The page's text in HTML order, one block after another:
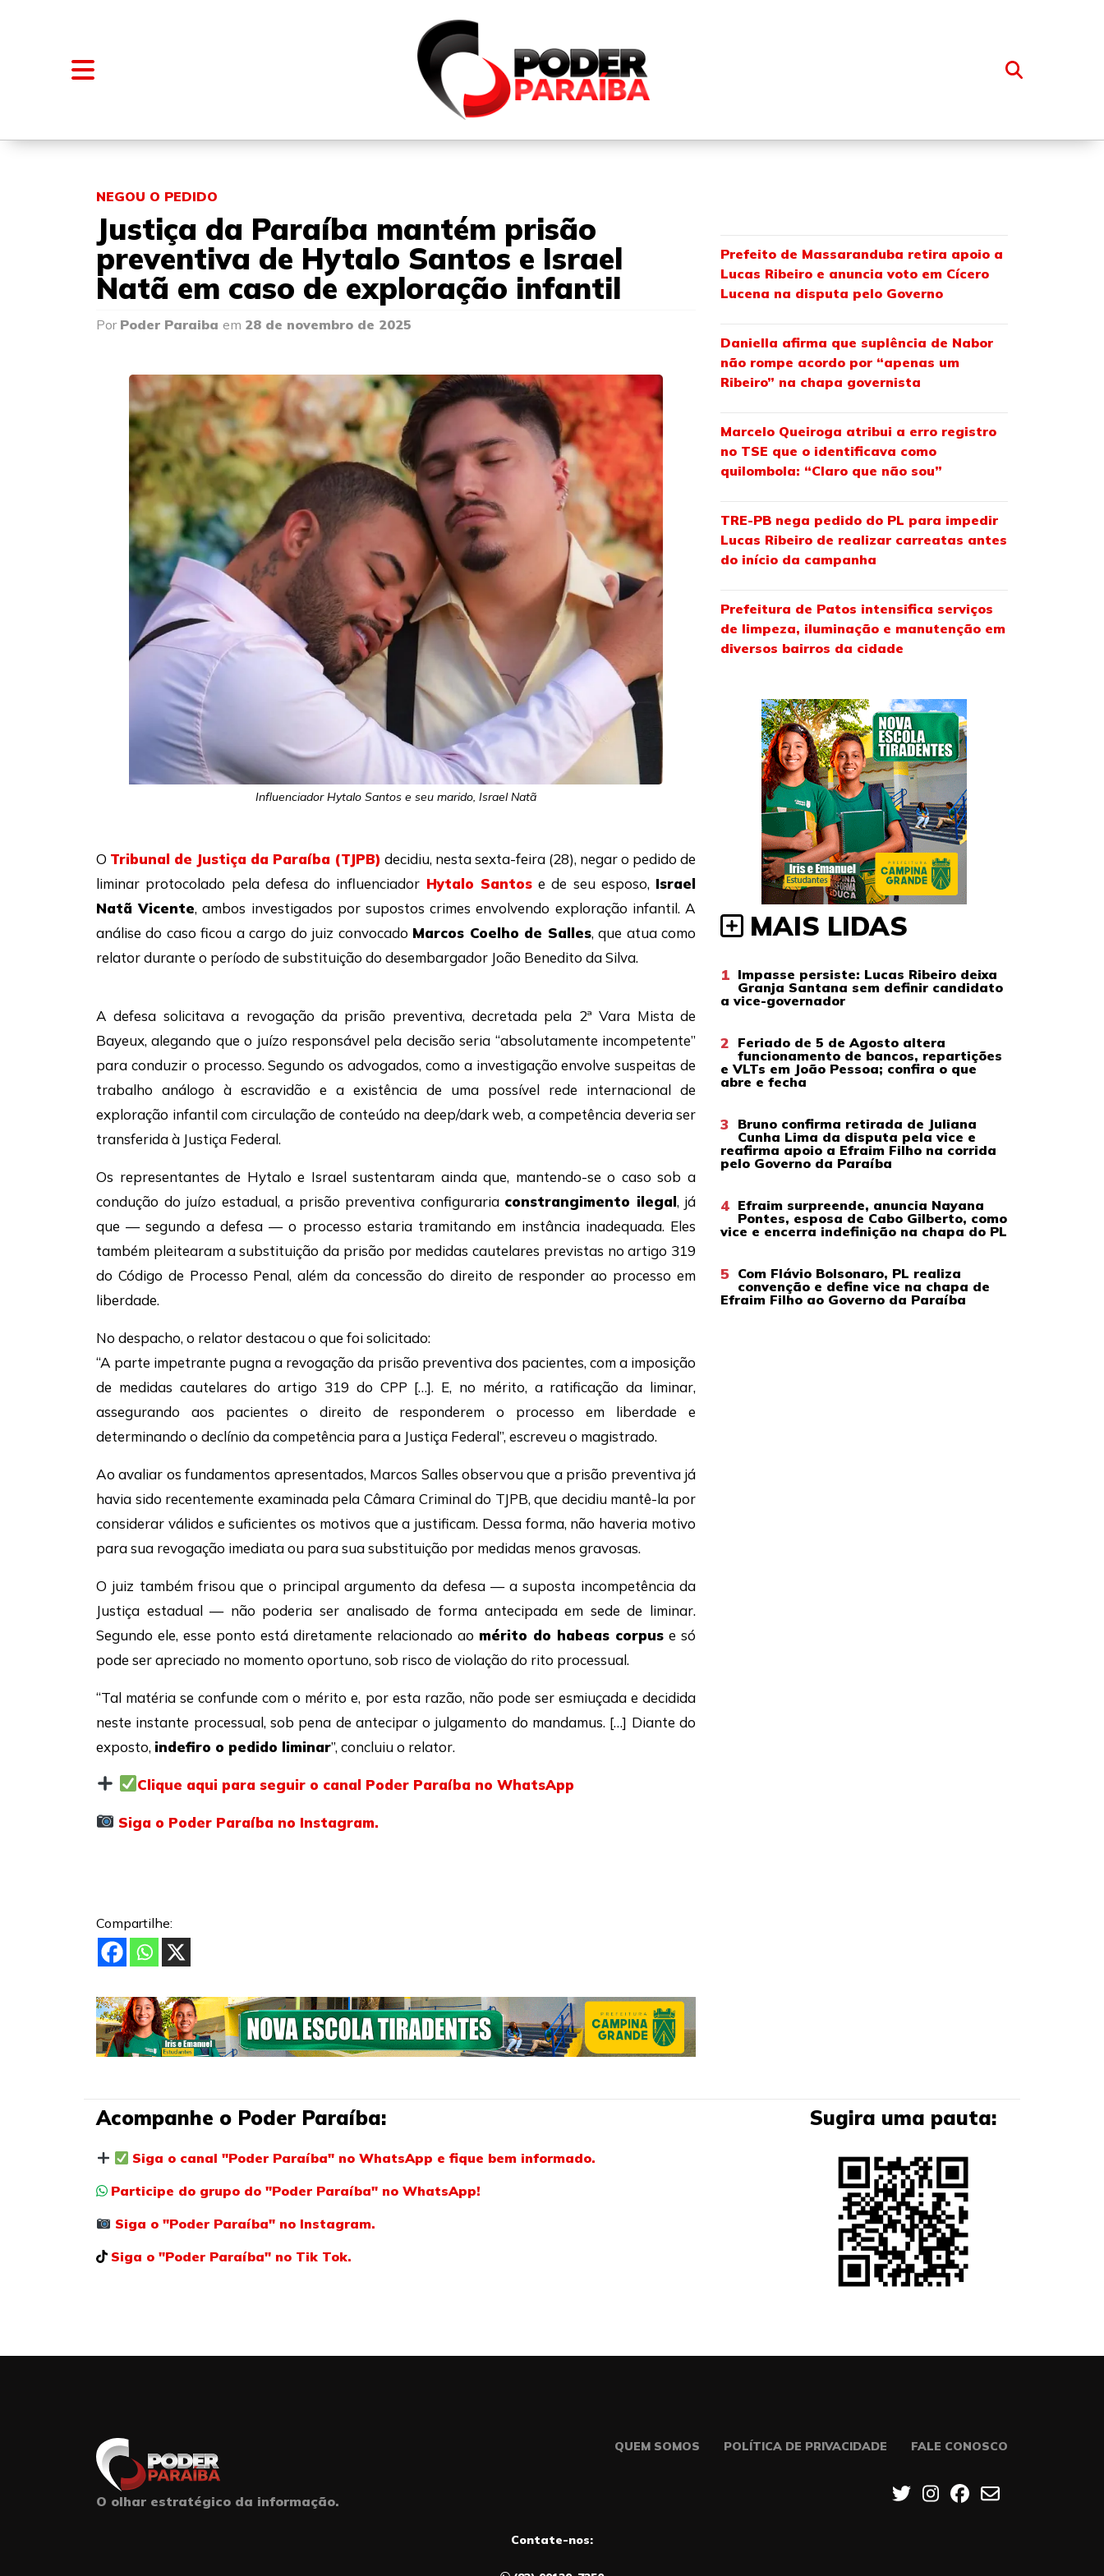
FALE CONOSCO
NEGOU O PEDIDO
Justiça da Paraíba mantém prisão
preventiva de Hytalo Santos e Israel
Natã em caso de exploração infantil
Por Poder Paraiba em 28 de novembro de 2025
Influenciador Hytalo Santos e seu marido, Israel Natã
O Tribunal de Justiça da Paraíba (TJPB) decidiu, nesta sexta-feira (28), negar o pedido de
liminar protocolado pela defesa do influenciador Hytalo Santose de seu esposo, Israel
Natã Vicente, ambos investigados por supostos crimes envolvendo exploração infantil. A
análise do caso ficou a cargo do juiz convocado Marcos Coelho de Salles, que atua como
relator durante o período de substituição do desembargador João Benedito da Silva.
A defesa solicitava a revogação da prisão preventiva, decretada pela 2ª Vara Mista de
Bayeux, alegando que o juízo responsável pela decisão seria “absolutamente incompetente”
para conduzir o processo. Segundo os advogados, como a investigação envolve suspeitas de
trabalho análogo à escravidão e a existência de uma possível rede internacional de
exploração infantil com circulação de conteúdo na deep/dark web, a competência deveria ser
transferida à Justiça Federal.
Os representantes de Hytalo e Israel sustentaram ainda que, mantendo-se o caso sob a
condução do juízo estadual, a prisão preventiva configuraria constrangimento ilegal, já
que — segundo a defesa — o processo estaria tramitando em instância inadequada. Eles
também pleitearam a substituição da prisão por medidas cautelares previstas no artigo 319
do Código de Processo Penal, além da concessão do direito de responder ao processo em
liberdade.
No despacho, o relator destacou o que foi solicitado:
“A parte impetrante pugna a revogação da prisão preventiva dos pacientes, com a imposição
de medidas cautelares do artigo 319 do CPP […]. E, no mérito, a ratificação da liminar,
assegurando aos pacientes o direito de responderem o processo em liberdade e
determinando o declínio da competência para a Justiça Federal”, escreveu o magistrado.
Ao avaliar os fundamentos apresentados, Marcos Salles observou que a prisão preventiva já
havia sido recentemente examinada pela Câmara Criminal do TJPB, que decidiu mantê-la por
considerar válidos e suficientes os motivos que a justificam. Dessa forma, não haveria motivo
para sua revogação imediata ou para sua substituição por medidas menos gravosas.
O juiz também frisou que o principal argumento da defesa — a suposta incompetência da
Justiça estadual — não poderia ser analisado de forma antecipada em sede de liminar.
Segundo ele, esse ponto está diretamente relacionado ao mérito do habeas corpus e só
pode ser apreciado no momento oportuno, sob risco de violação do rito processual.
“Tal matéria se confunde com o mérito e, por esta razão, não pode ser esmiuçada e decidida
neste instante processual, sob pena de antecipar o julgamento do mandamus. […] Diante do
exposto, indefiro o pedido liminar”, concluiu o relator.
Clique aqui para seguir o canal Poder Paraíba no WhatsApp
Siga o Poder Paraíba no Instagram.
Compartilhe:
Prefeito de Massaranduba retira apoio a
Lucas Ribeiro e anuncia voto em Cícero
Lucena na disputa pelo Governo
Daniella afirma que suplência de Nabor
não rompe acordo por “apenas um
Ribeiro” na chapa governista
Marcelo Queiroga atribui a erro registro
no TSE que o identificava como
quilombola: “Claro que não sou”
TRE-PB nega pedido do PL para impedir
Lucas Ribeiro de realizar carreatas antes
do início da campanha
Prefeitura de Patos intensifica serviços
de limpeza, iluminação e manutenção em
diversos bairros da cidade
MAIS LIDAS
1 Impasse persiste: Lucas Ribeiro deixa
Granja Santana sem definir candidato
a vice-governador
2 Feriado de 5 de Agosto altera
funcionamento de bancos, repartições
e VLTs em João Pessoa; confira o que
abre e fecha
3 Bruno confirma retirada de Juliana
Cunha Lima da disputa pela vice e
reafirma apoio a Efraim Filho na corrida
pelo Governo da Paraíba
4 Efraim surpreende, anuncia Nayana
Pontes, esposa de Cabo Gilberto, como
vice e encerra indefinição na chapa do PL
5 Com Flávio Bolsonaro, PL realiza
convenção e define vice na chapa de
Efraim Filho ao Governo da Paraíba
Acompanhe o Poder Paraíba:
Siga o canal "Poder Paraíba" no WhatsApp e fique bem informado.
Participe do grupo do "Poder Paraíba" no WhatsApp!
Siga o "Poder Paraíba" no Instagram.
Siga o "Poder Paraíba" no Tik Tok.
Sugira uma pauta:
O olhar estratégico da informação.
QUEM SOMOS POLÍTICA DE PRIVACIDADE FALE CONOSCO
Contate-nos: